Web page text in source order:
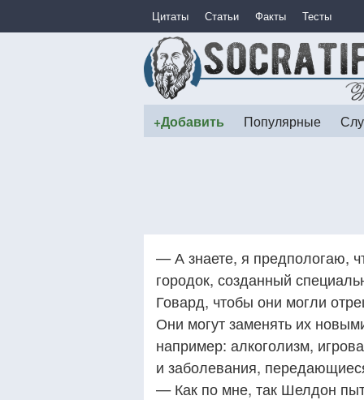
Цитаты Статьи Факты Тесты
+Добавить Популярные
— А знаете, я предпологаю,
городок, созданный
Говард, чтобы они могли
Они могут заменять их
например: алкоголизм,
и заболевания,
— Как по мне, так Шелдон